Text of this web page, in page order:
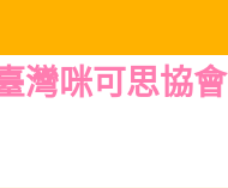
灣咪可思協會